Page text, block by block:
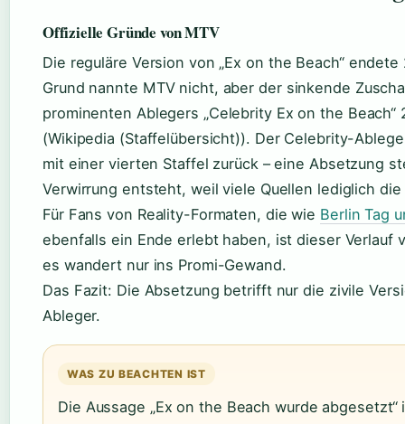
Offizielle Gründe von MTV
Die reguläre Version von „Ex on the Beach“
Grund nannte MTV nicht, aber der sinkende
prominenten Ablegers „Celebrity Ex on the
(Wikipedia (Staffelübersicht)). Der Celebrity-
mit einer vierten Staffel zurück – eine Absetzung
Verwirrung entsteht, weil viele Quellen lediglich
Für Fans von Reality-Formaten, die wie Berlin Tag
ebenfalls ein Ende erlebt haben, ist dieser Verlauf
es wandert nur ins Promi-Gewand.
Das Fazit: Die Absetzung betrifft nur die zivile
Ableger.
WAS ZU BEACHTEN IST
Die Aussage „Ex on the Beach wurde